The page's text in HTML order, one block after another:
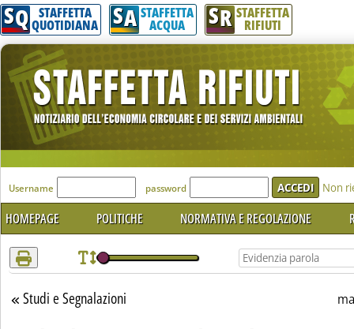
Attenzione! Esegui l'accesso per lèggere interamente la notizia.
SQ STAFFETTA
QUOTIDIANA SA STAFFETTA
ACQUA SR STAFFETTA
RIFIUTI
'Modulo Login per accedere'
Username password Non
HOMEPAGE POLITICHE NORMATIVA E REGOLAZIONE
Torna alla sezione
Studi e Segnalazioni